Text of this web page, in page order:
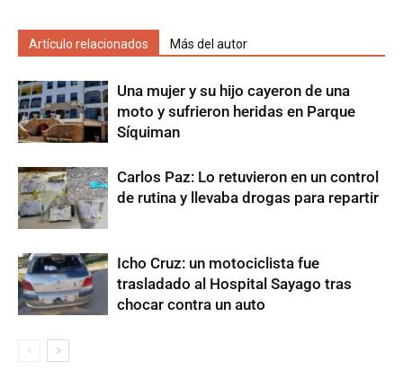
Artículo relacionados Más del autor
Una mujer y su hijo cayeron de una
moto y sufrieron heridas en Parque
Síquiman
Carlos Paz: Lo retuvieron en un control
de rutina y llevaba drogas para repartir
Icho Cruz: un motociclista fue
trasladado al Hospital Sayago tras
chocar contra un auto